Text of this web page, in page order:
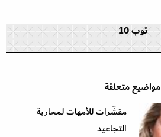
توب 10
مواضيع متعلقة
مقشّرات للأمهات لمحاربة
التجاعيد